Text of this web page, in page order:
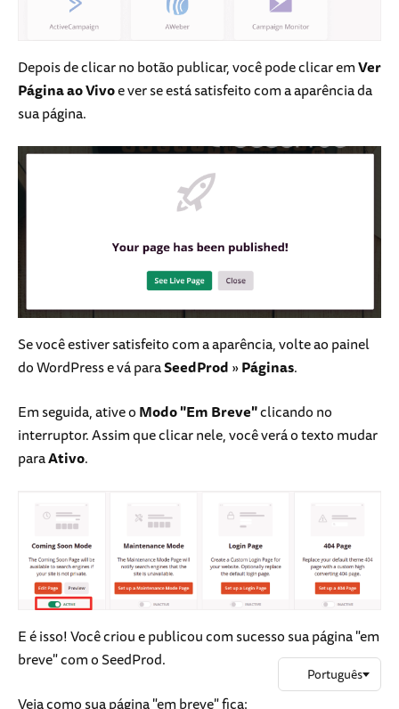
Depois de clicar no botão publicar, você pode clicar emVer
Página ao Vivoe ver se está satisfeito com a aparência da
sua página.
Se você estiver satisfeito com a aparência, volte ao painel
do WordPress e vá paraSeedProd»Páginas.
Em seguida, ative oModo "Em Breve"clicando no
interruptor. Assim que clicar nele, você verá o texto mudar
paraAtivo.
E é isso! Você criou e publicou com sucesso sua página "em
breve" com o SeedProd.
Veja como sua página "em breve" fica: